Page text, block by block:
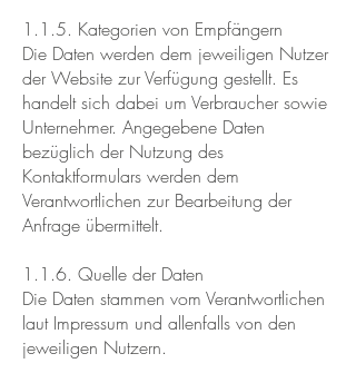
1.1.5. Kategorien von Empfängern
Die Daten werden dem jeweiligen Nutzer
der Website zur Verfügung gestellt. Es
handelt sich dabei um Verbraucher sowie
Unternehmer. Angegebene Daten
bezüglich der Nutzung des
Kontaktformulars werden dem
Verantwortlichen zur Bearbeitung der
Anfrage übermittelt.
1.1.6. Quelle der Daten
Die Daten stammen vom Verantwortlichen
laut Impressum und allenfalls von den
jeweiligen Nutzern.